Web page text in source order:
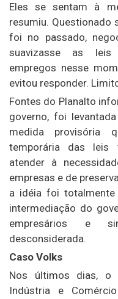
Eles se sentam à
resumiu. Questionado
foi no passado,
suavizasse as leis
empregos nesse
evitou responder.
Fontes do Planalto
governo, foi
medida provisória
temporária das leis
atender à
empresas e de
a idéia foi totalmente
intermediação do
empresários e
desconsiderada.
Caso Volks
Nos últimos dias, o
Indústria e